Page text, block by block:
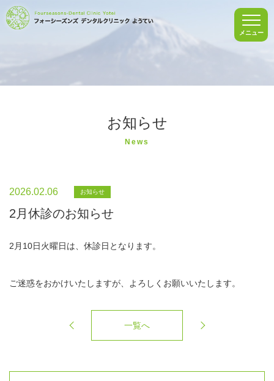
お知らせ
News
2026.02.06 お知らせ
2月休診のお知らせ
2月10日火曜日は、休診日となります。
ご迷惑をおかけいたしますが、よろしくお願いいたします。
一覧へ
メニュー